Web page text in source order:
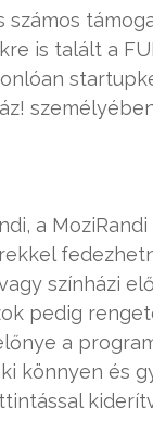
is talált a
a
színházi
pedig
a
könnyen és